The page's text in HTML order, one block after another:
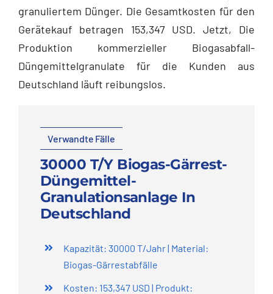
granuliertem Dünger. Die Gesamtkosten für den
Gerätekauf betragen 153,347 USD. Jetzt, Die
Produktion kommerzieller Biogasabfall-
Düngemittelgranulate für die Kunden aus
Deutschland läuft reibungslos.
Verwandte Fälle
30000 T/Y Biogas-Gärrest-
Düngemittel-
Granulationsanlage In
Deutschland
Kapazität: 30000 T/Jahr | Material:
Biogas-Gärrestabfälle
Kosten: 153,347 USD | Produkt: